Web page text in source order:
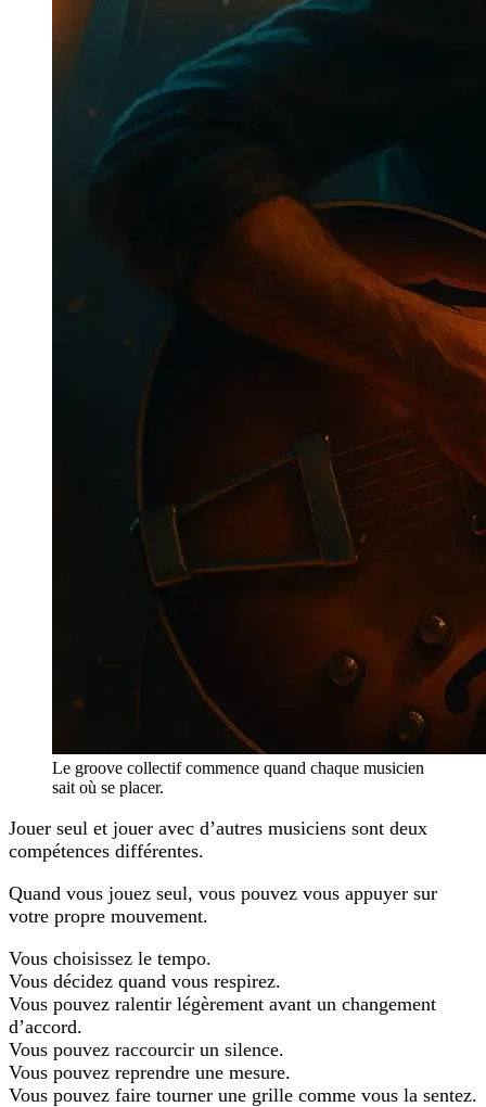
Le groove collectif commence quand chaque musicien
sait où se placer.
Jouer seul et jouer avec d’autres musiciens sont deux
compétences différentes.
Quand vous jouez seul, vous pouvez vous appuyer sur
votre propre mouvement.
Vous choisissez le tempo.
Vous décidez quand vous respirez.
Vous pouvez ralentir légèrement avant un changement
d’accord.
Vous pouvez raccourcir un silence.
Vous pouvez reprendre une mesure.
Vous pouvez faire tourner une grille comme vous la sentez.